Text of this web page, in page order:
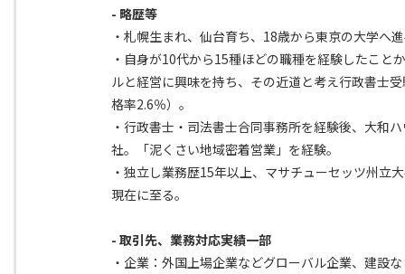
- 略歴等
・札幌生まれ、仙台育ち、18歳から東京の大学へ
・自身が10代から15種ほどの職種を経験したこと
ルと経営に興味を持ち、その近道と考え行政書士
格率2.6％）。
・行政書士・司法書士合同事務所を経験後、大和
社。「泥くさい地域密着営業」を経験。
・独立し業務歴15年以上、マサチューセッツ州立
現在に至る。
- 取引先、業務対応実績一部
・企業：外国上場企業などグローバル企業、建設